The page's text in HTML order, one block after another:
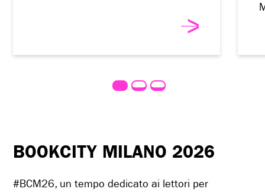
BOOKCITY MILANO 2026
#BCM26, un tempo dedicato ai lettori per